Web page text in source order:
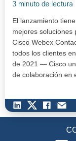
3 minuto de lectura
El lanzamiento
mejores soluciones
Cisco Webex
todos los clientes
de 2021 — Cisco
de colaboración en